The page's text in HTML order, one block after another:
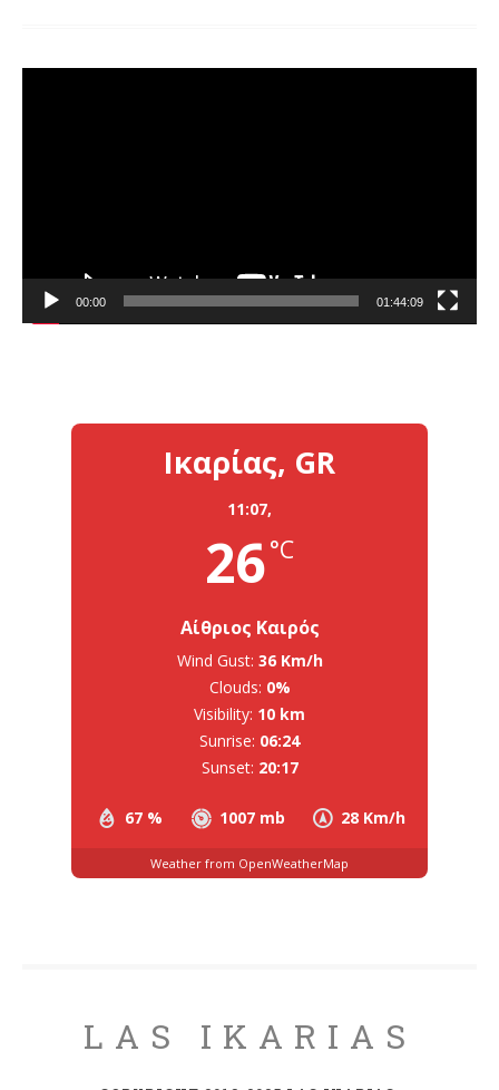
00:00 01:44:09
Ικαρίας, GR
11:07,
26°C
Αίθριος Καιρός
67 % 1007 mb 28 Km/h
Wind Gust: 36 Km/h
Clouds: 0%
Visibility: 10 km
Sunrise: 06:24
Sunset: 20:17
Weather from OpenWeatherMap
LAS IKARIAS